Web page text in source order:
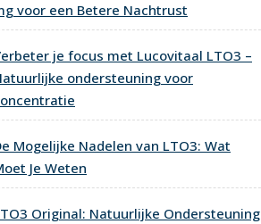
voor een Betere Nachtrust
je focus met Lucovitaal LTO3 –
ondersteuning voor
Mogelijke Nadelen van LTO3: Wat
Je Weten
Original: Natuurlijke Ondersteuning